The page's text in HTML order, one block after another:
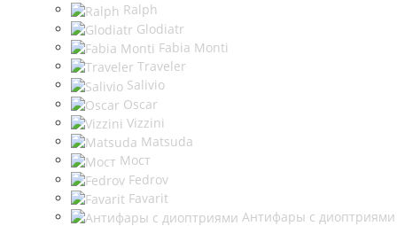
Ralph
Glodiatr
Fabia Monti
Traveler
Salivio
Oscar
Vizzini
Matsuda
Мост
Fedrov
Favarit
Антифары с диоптриями